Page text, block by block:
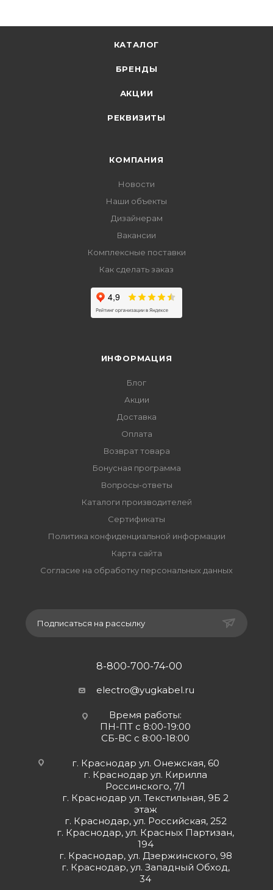
КАТАЛОГ
БРЕНДЫ
АКЦИИ
РЕКВИЗИТЫ
КОМПАНИЯ
Новости
Наши объекты
Дизайнерам
Вакансии
Комплексные поставки
Как сделать заказ
ИНФОРМАЦИЯ
Блог
Акции
Доставка
Оплата
Возврат товара
Бонусная программа
Вопросы-ответы
Каталоги производителей
Сертификаты
Политика конфиденциальной информации
Карта сайта
Согласие на обработку персональных данных
Подписаться на рассылку
8-800-700-74-00
electro@yugkabel.ru
Время работы:
ПН-ПТ с 8:00-19:00
СБ-ВС с 8:00-18:00
г. Краснодар ул. Онежская, 60
г. Краснодар ул. Кирилла
Россинского, 7/1
г. Краснодар ул. Текстильная, 9Б 2
этаж
г. Краснодар, ул. Российская, 252
г. Краснодар, ул. Красных Партизан,
194
г. Краснодар, ул. Дзержинского, 98
г. Краснодар, ул. Западный Обход,
34